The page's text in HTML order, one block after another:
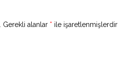
Gerekli alanlar * ile işaretlenmişlerdir